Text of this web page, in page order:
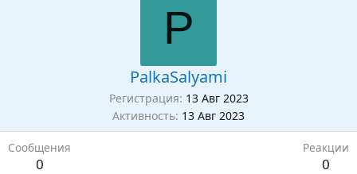
P
PalkaSalyami
Регистрация 13 Авг 2023
Активность 13 Авг 2023
Сообщения
0
Реакции
0